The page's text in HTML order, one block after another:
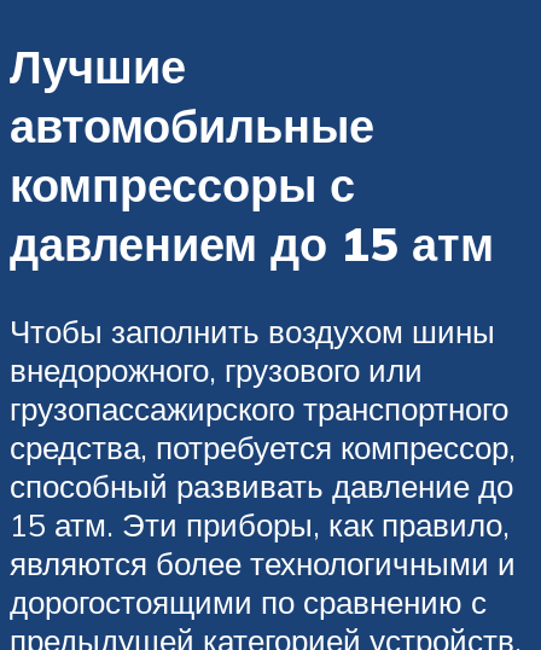
Лучшие
автомобильные
компрессоры с
давлением до 15 атм
Чтобы заполнить воздухом шины
внедорожного, грузового или
грузопассажирского транспортного
средства, потребуется компрессор,
способный развивать давление до
15 атм. Эти приборы, как правило,
являются более технологичными и
дорогостоящими по сравнению с
предыдущей категорией устройств.